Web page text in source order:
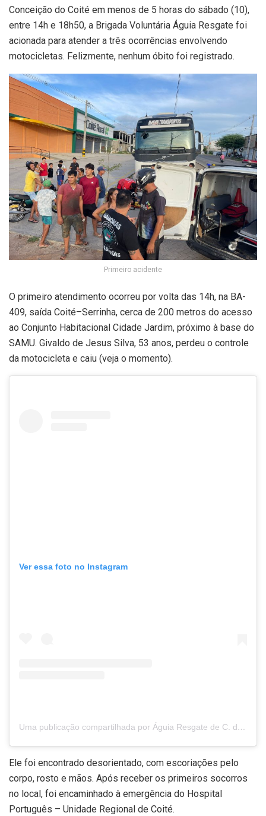
Conceição do Coité em menos de 5 horas do sábado (10),
entre 14h e 18h50, a Brigada Voluntária Águia Resgate foi
acionada para atender a três ocorrências envolvendo
motocicletas. Felizmente, nenhum óbito foi registrado.
Primeiro acidente
O primeiro atendimento ocorreu por volta das 14h, na BA-
409, saída Coité–Serrinha, cerca de 200 metros do acesso
ao Conjunto Habitacional Cidade Jardim, próximo à base do
SAMU. Givaldo de Jesus Silva, 53 anos, perdeu o controle
da motocicleta e caiu (veja o momento).
Ver essa foto no Instagram
Uma publicação compartilhada por Águia Resgate de C. do Coité (@projetoaguia1)
Ele foi encontrado desorientado, com escoriações pelo
corpo, rosto e mãos. Após receber os primeiros socorros
no local, foi encaminhado à emergência do Hospital
Português – Unidade Regional de Coité.